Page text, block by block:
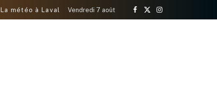
La météo à Laval Vendredi 7 août
Facebook
X
Instagram